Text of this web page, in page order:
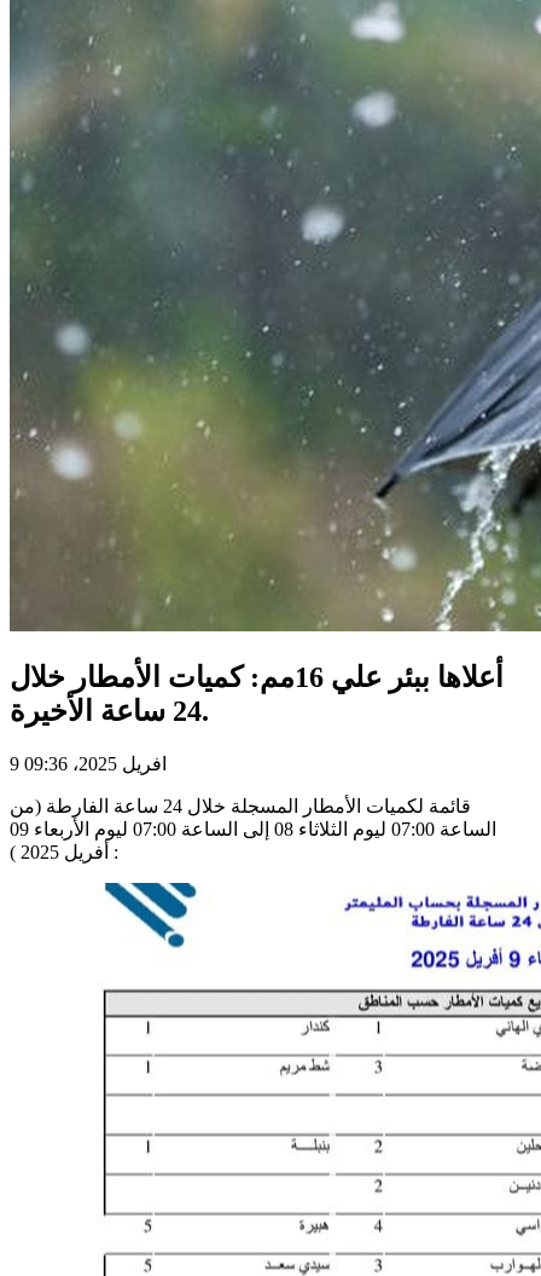
أعلاها ببئر علي 16مم: كميات الأمطار خلال
24 ساعة الأخيرة.
9 افريل 2025، 09:36
قائمة لكميات الأمطار المسجلة خلال 24 ساعة الفارطة (من
الساعة 07:00 ليوم الثلاثاء 08 إلى الساعة 07:00 ليوم الأربعاء 09
أفريل 2025 ) :